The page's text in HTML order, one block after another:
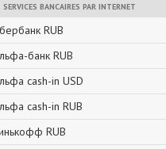
SERVICES BANCAIRES PAR INTERNET
RUB
банк RUB
cash-in USD
cash-in RUB
RUB